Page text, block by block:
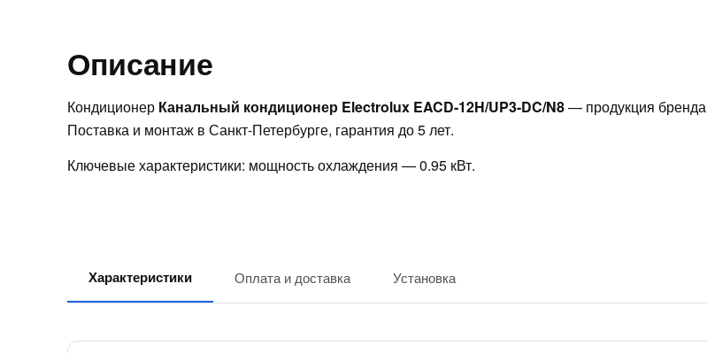
Описание
Кондиционер Канальный кондиционер Electrolux EACD-12H/UP3-DC/N8— продукция бренда
Поставка и монтаж в Санкт-Петербурге, гарантия до 5 лет.
Ключевые характеристики: мощность охлаждения — 0.95 кВт.
Характеристики Оплата и доставка Установка